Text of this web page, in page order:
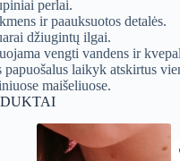
perlai.
ir paauksuotos detalės.
džiugintų ilgai.
vengti vandens ir
papuošalus laikyk atskirtus
maišeliuose.